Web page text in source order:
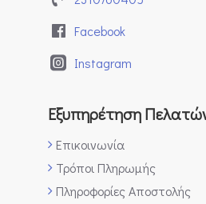
Facebook
Instagram
Εξυπηρέτηση
Επικοινωνία
Τρόποι Πληρωμής
Πληροφορίες Αποστολής